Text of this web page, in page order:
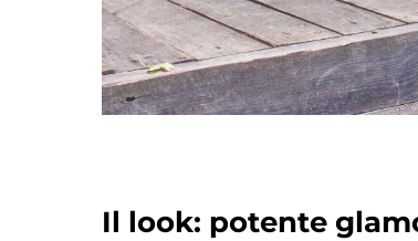
Il look: potente